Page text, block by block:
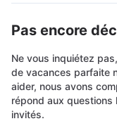
Pas encore
Ne vous inquiétez
de vacances parfaite
aider, nous avons
répond aux questions
invités.